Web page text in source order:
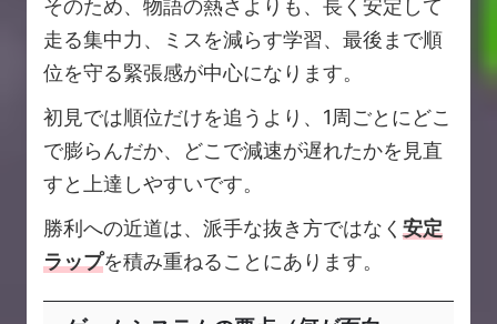
そのため、物語の熱さよりも、長く安定して
走る集中力、ミスを減らす学習、最後まで順
位を守る緊張感が中心になります。
初見では順位だけを追うより、1周ごとにどこ
で膨らんだか、どこで減速が遅れたかを見直
すと上達しやすいです。
勝利への近道は、派手な抜き方ではなく 安定
ラップを積み重ねることにあります。